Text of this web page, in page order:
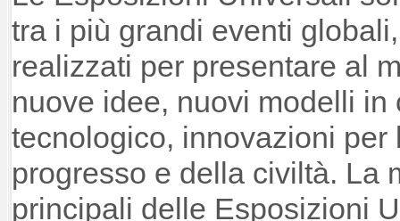
tra i più grandi eventi globali,
realizzati per presentare al
nuove idee, nuovi modelli
tecnologico, innovazioni per
progresso e della civiltà. La
principali delle Esposizioni